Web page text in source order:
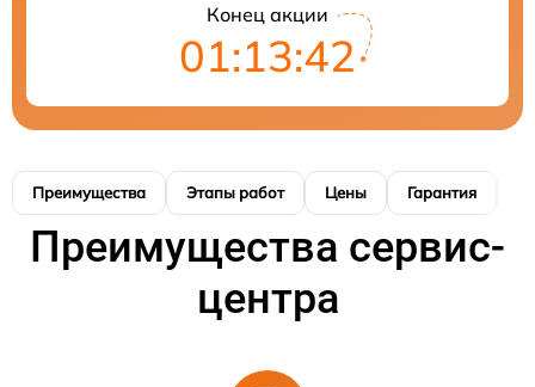
Конец акции
01:13:41
Преимущества Этапы работ Цены Гарантия
Преимущества сервис-
центра